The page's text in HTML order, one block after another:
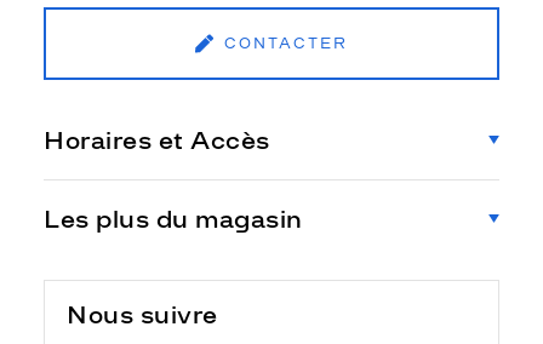
CONTACTER
Horaires et Accès
Les plus du magasin
Nous suivre